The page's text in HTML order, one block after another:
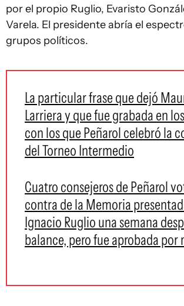
por el propio Ruglio, Evaristo
Varela. El presidente abría el
grupos políticos.
La particular frase que dejó
Larriera y que fue grabada en
con los que Peñarol celebró la
del Torneo Intermedio
Cuatro consejeros de Peñarol
contra de la Memoria
Ignacio Ruglio una semana
balance, pero fue aprobada por